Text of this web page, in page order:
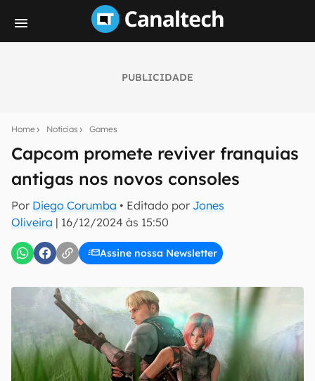
PUBLICIDADE
Home Notícias Games
Capcom promete reviver franquias
antigas nos novos consoles
Por Diego Corumba • Editado por Jones
Oliveira | 16/12/2024 às 15:50
Assine nossa Newsletter
notícias e reviews sobre tecnologia em primeira
E-mail
Uso e Política de Privacidade do Canaltech.